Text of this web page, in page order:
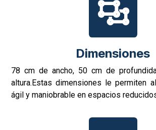
Peso Total: 60 kg